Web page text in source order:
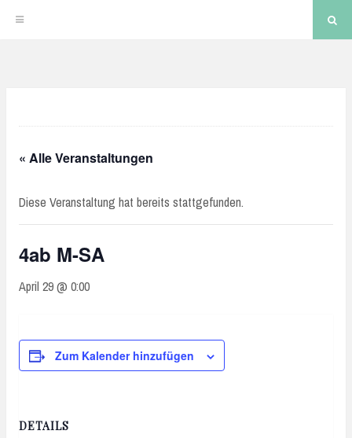
content
« Alle Veranstaltungen
Diese Veranstaltung hat bereits stattgefunden.
4ab M-SA
April 29 @ 0:00
Zum Kalender hinzufügen
DETAILS